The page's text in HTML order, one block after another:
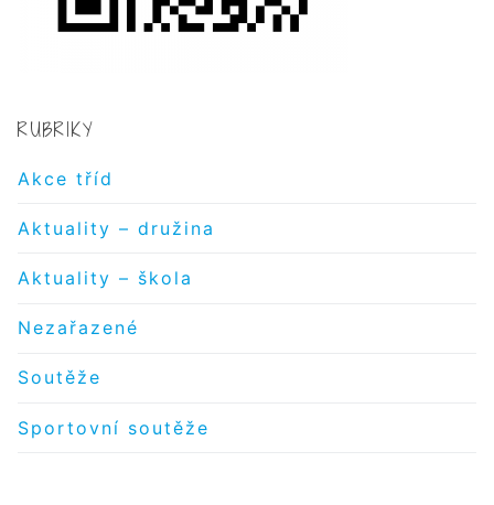
RUBRIKY
Akce tříd
Aktuality – družina
Aktuality – škola
Nezařazené
Soutěže
Sportovní soutěže